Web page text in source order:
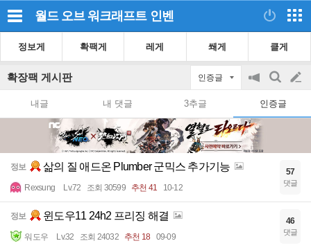
월드 오브 워크래프트 인벤
정보게 확팩게 레게 쐐게 클게
확장팩 게시판 인증글
공
on/off
검
색
글
쓰
내글 내 댓글 3추글 인증글
정보 삶의 질 애드온 Plumber 군믹스 추가기능
Rexsung Lv.72 조회 30599 추천 41 10-12
57
댓글
정보 윈도우11 24h2 프리징 해결
워도우 Lv.32 조회 24032 추천 18 09-09
46
댓글